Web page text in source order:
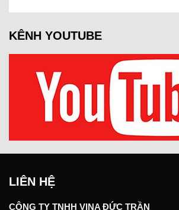
KÊNH YOUTUBE
LIÊN HỆ
CÔNG TY TNHH VINA ĐỨC TRẦN